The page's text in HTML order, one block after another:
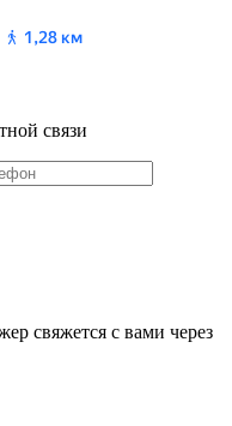
связи
свяжется с вами через